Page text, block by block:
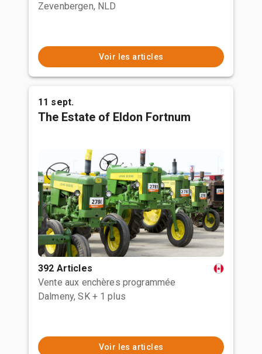
Zevenbergen, NLD
Voir les articles
11 sept.
The Estate of Eldon Fortnum
392 Articles
Vente aux enchères programmée
Dalmeny, SK + 1 plus
Voir les articles